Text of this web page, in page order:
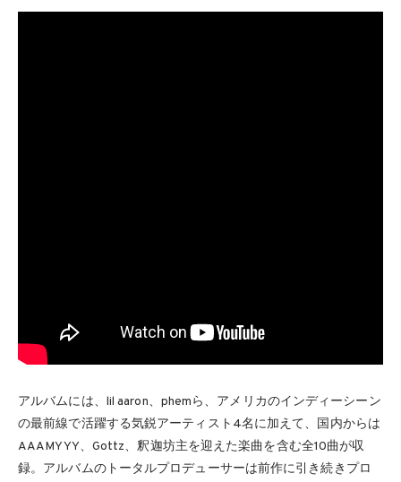
アルバムには、lil aaron、phemら、アメリカのインディーシーン
の最前線で活躍する気鋭アーティスト4名に加えて、国内からは
AAAMYYY、Gottz、釈迦坊主を迎えた楽曲を含む全10曲が収
録。アルバムのトータルプロデューサーは前作に引き続きプロ